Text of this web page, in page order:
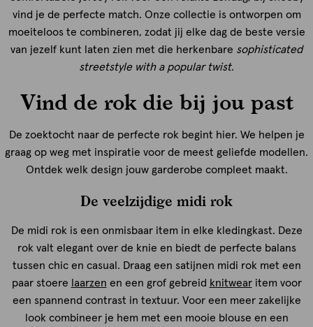
vind je de perfecte match. Onze collectie is ontworpen om
moeiteloos te combineren, zodat jij elke dag de beste versie
van jezelf kunt laten zien met die herkenbare sophisticated
streetstyle with a popular twist.
Vind de rok die bij jou past
De zoektocht naar de perfecte rok begint hier. We helpen je
graag op weg met inspiratie voor de meest geliefde modellen.
Ontdek welk design jouw garderobe compleet maakt.
De veelzijdige midi rok
De midi rok is een onmisbaar item in elke kledingkast. Deze
rok valt elegant over de knie en biedt de perfecte balans
tussen chic en casual. Draag een satijnen midi rok met een
paar stoere laarzen en een grof gebreid knitwearitem voor
een spannend contrast in textuur. Voor een meer zakelijke
look combineer je hem met een mooie blouse en een